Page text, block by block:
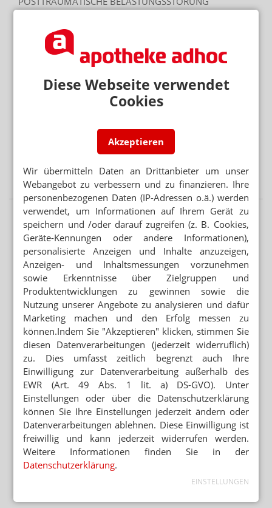
Diese Webseite verwendet
Cookies
Akzeptieren
Wir übermitteln Daten an Drittanbieter um unser
Webangebot zu verbessern und zu finanzieren. Ihre
personenbezogenen Daten (IP-Adressen o.ä.) werden
verwendet, um Informationen auf Ihrem Gerät zu
speichern und /oder darauf zugreifen (z. B. Cookies,
Geräte-Kennungen oder andere Informationen),
personalisierte Anzeigen und Inhalte anzuzeigen,
Anzeigen- und Inhaltsmessungen vorzunehmen
sowie Erkenntnisse über Zielgruppen und
Produktentwicklungen zu gewinnen sowie die
Nutzung unserer Angebote zu analysieren und dafür
Marketing machen und den Erfolg messen zu
können.Indem Sie "Akzeptieren" klicken, stimmen Sie
diesen Datenverarbeitungen (jederzeit widerruflich)
zu. Dies umfasst zeitlich begrenzt auch Ihre
Einwilligung zur Datenverarbeitung außerhalb des
EWR (Art. 49 Abs. 1 lit. a) DS-GVO). Unter
Einstellungen oder über die Datenschutzerklärung
können Sie Ihre Einstellungen jederzeit ändern oder
Datenverarbeitungen ablehnen. Diese Einwilligung ist
freiwillig und kann jederzeit widerrufen werden.
Weitere Informationen finden Sie in der
Datenschutzerklärung.
EINSTELLUNGEN
Dronabinol: THC hilft bei PTBS
Mehr aus Ressort
VORSICHT BEI SILYCHRISTIN ODER CHOLIN
Schilddrüse: DGE warnt vor NEM
REZEPTURUMSTELLUNG
Tochter